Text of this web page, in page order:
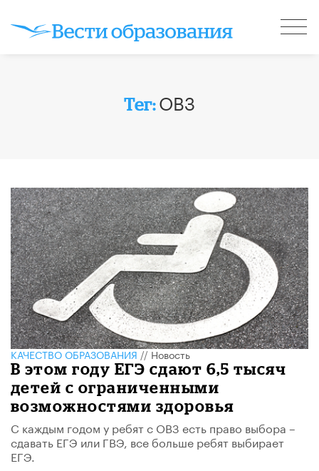
Тег:ОВЗ
КАЧЕСТВО ОБРАЗОВАНИЯ//Новость
В этом году ЕГЭ сдают 6,5 тысяч
детей с ограниченными
возможностями здоровья
С каждым годом у ребят с ОВЗ есть право выбора –
сдавать ЕГЭ или ГВЭ, все больше ребят выбирает
ЕГЭ.